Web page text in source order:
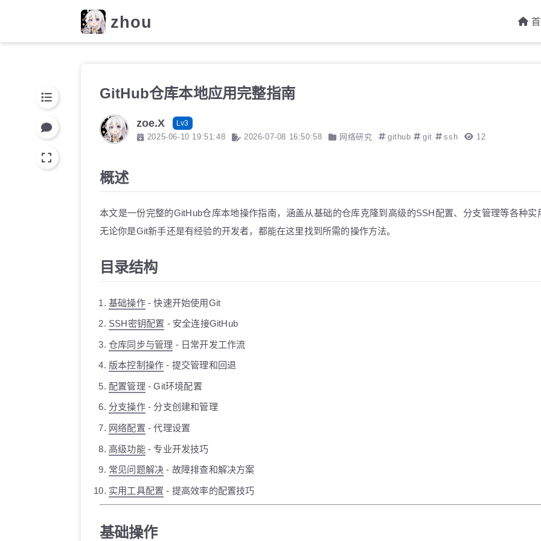
zhou
GitHub仓库本地应用完整指南
zoe.X Lv3
2025-06-10 19:51:48 2026-07-08 16:50:58 网络研究 github git ssh 12
概述
本文是一份完整的GitHub仓库本地操作指南，涵盖从基础的仓库克隆到高级的SSH配置、分支管理等各种实
无论你是Git新手还是有经验的开发者，都能在这里找到所需的操作方法。
目录结构
基础操作- 快速开始使用Git
SSH密钥配置 - 安全连接GitHub
仓库同步与管理 - 日常开发工作流
版本控制操作 - 提交管理和回退
配置管理- Git环境配置
分支操作- 分支创建和管理
网络配置 - 代理设置
高级功能- 专业开发技巧
常见问题解决 - 故障排查和解决方案
实用工具配置 - 提高效率的配置技巧
基础操作